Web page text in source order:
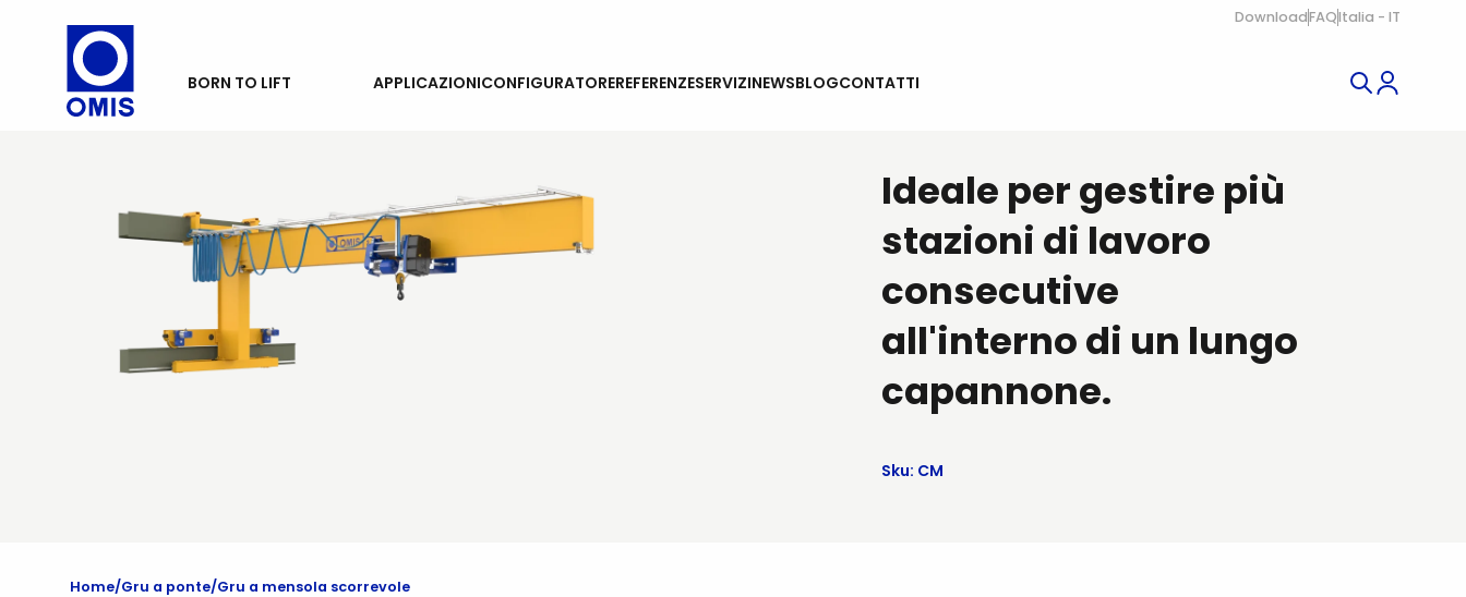
DownloadFAQ Italia - IT
BORN TO LIFT
APPLICAZIONICONFIGURATOREREFERENZESERVIZINEWSBLOGCONTATTI
Ideale per gestire più
stazioni di lavoro
consecutive
all'interno di un lungo
capannone.
Sku: CM
Home Gru a ponte Gru a mensola scorrevole